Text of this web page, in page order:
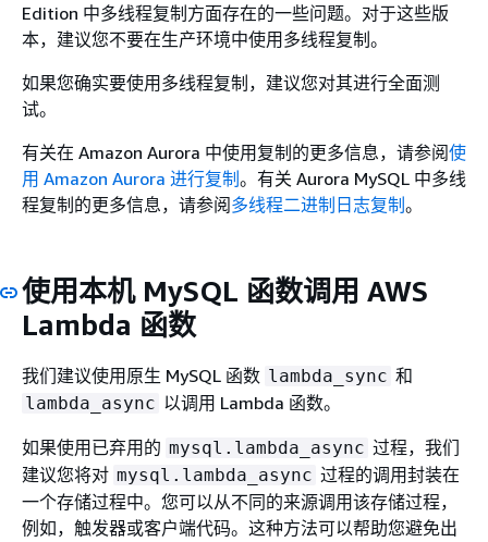
Edition 中多线程复制方面存在的一些问题。对于这些版
本，建议您不要在生产环境中使用多线程复制。
如果您确实要使用多线程复制，建议您对其进行全面测
试。
有关在 Amazon Aurora 中使用复制的更多信息，请参阅使
用 Amazon Aurora 进行复制。有关 Aurora MySQL 中多线
程复制的更多信息，请参阅多线程二进制日志复制。
使用本机 MySQL 函数调用 AWS
Lambda 函数
我们建议使用原生 MySQL 函数 lambda_sync 和
lambda_async 以调用 Lambda 函数。
如果使用已弃用的 mysql.lambda_async 过程，我们
建议您将对 mysql.lambda_async 过程的调用封装在
一个存储过程中。您可以从不同的来源调用该存储过程，
例如，触发器或客户端代码。这种方法可以帮助您避免出